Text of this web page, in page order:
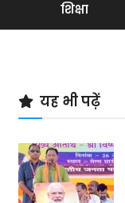
शिक्षा
यह भी पढ़ें